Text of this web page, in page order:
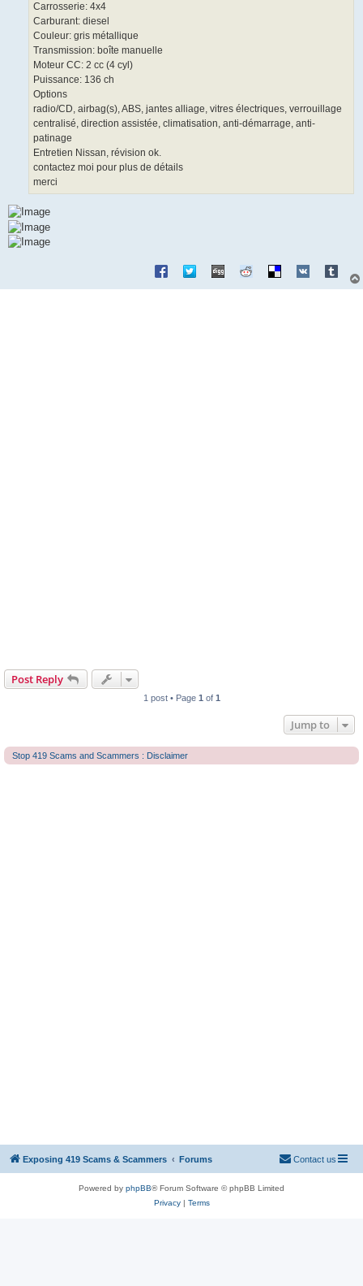
Carrosserie: 4x4
Carburant: diesel
Couleur: gris métallique
Transmission: boîte manuelle
Moteur CC: 2 cc (4 cyl)
Puissance: 136 ch
Options
radio/CD, airbag(s), ABS, jantes alliage, vitres électriques, verrouillage
centralisé, direction assistée, climatisation, anti-démarrage, anti-
patinage
Entretien Nissan, révision ok.
contactez moi pour plus de détails
merci
Post Reply
1 post • Page 1 of 1
Jump to
Stop 419 Scams and Scammers : Disclaimer
Exposing 419 Scams & Scammers Forums Contact us
Powered by phpBB® Forum Software © phpBB Limited
Privacy| Terms